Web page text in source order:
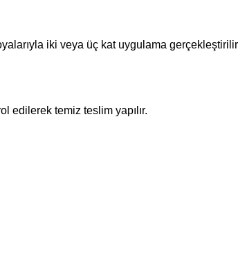
iki veya üç kat uygulama
edilerek temiz teslim yapılır.